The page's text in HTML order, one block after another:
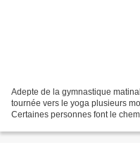
Adepte de la gymnastique
tournée vers le yoga plusieurs
Certaines personnes font le